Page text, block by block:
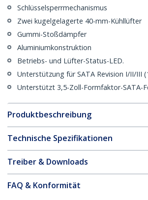
Schlüsselsperrmechanismus
Zwei kugelgelagerte 40-mm-Kühllüfter
Gummi-Stoßdämpfer
Aluminiumkonstruktion
Betriebs- und Lüfter-Status-LED.
Unterstützung für SATA Revision I/II/III
Unterstützt 3,5-Zoll-Formfaktor-SATA-
Produktbeschreibung
Technische Spezifikationen
Treiber & Downloads
FAQ & Konformität